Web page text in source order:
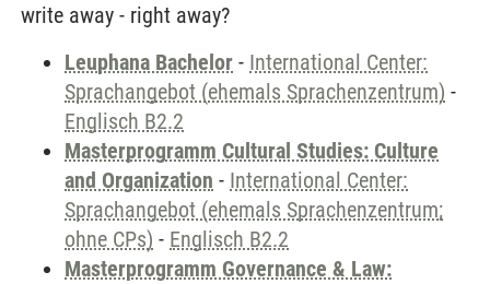
write away - right away?
Leuphana Bachelor - International Center:
Sprachangebot (ehemals Sprachenzentrum) -
Englisch B2.2
Masterprogramm Cultural Studies: Culture
and Organization - International Center:
Sprachangebot (ehemals Sprachenzentrum;
ohne CPs) - Englisch B2.2
Masterprogramm Governance & Law: